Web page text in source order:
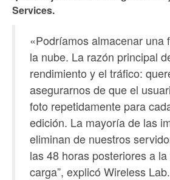
Services.
«Podríamos almacenar una
la nube. La razón principal
rendimiento y el tráfico:
asegurarnos de que el
foto repetidamente para
edición. La mayoría de las
eliminan de nuestros
las 48 horas posteriores a
carga”, explicó Wireless Lab.